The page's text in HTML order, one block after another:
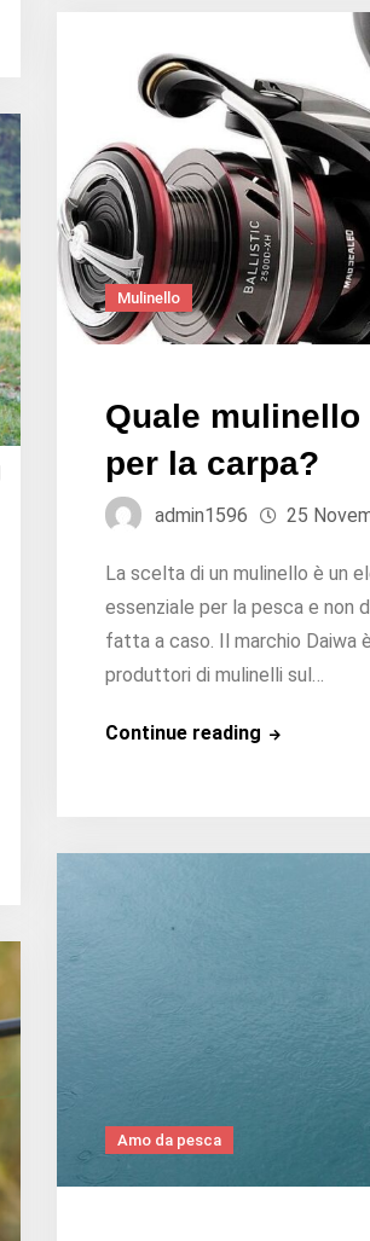
Mulinello
Quale mulinello
per la carpa?
admin1596 25
La scelta di un mulinello è un
essenziale per la pesca e non
fatta a caso. Il marchio Daiwa
produttori di mulinelli sul…
Continue reading Quale
Amo da pesca